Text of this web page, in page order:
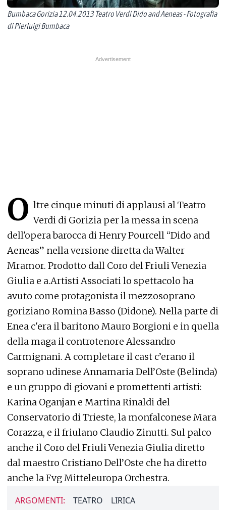
Bumbaca Gorizia 12.04.2013 Teatro Verdi Dido and Aeneas - Fotografia
di Pierluigi Bumbaca
O ltre cinque minuti di applausi al Teatro
Verdi di Gorizia per la messa in scena
dell'opera barocca di Henry Pourcell “Dido and
Aeneas” nella versione diretta da Walter
Mramor. Prodotto dall Coro del Friuli Venezia
Giulia e a.Artisti Associati lo spettacolo ha
avuto come protagonista il mezzosoprano
goriziano Romina Basso (Didone). Nella parte di
Enea c'era il baritono Mauro Borgioni e in quella
della maga il controtenore Alessandro
Carmignani. A completare il cast c’erano il
soprano udinese Annamaria Dell’Oste (Belinda)
e un gruppo di giovani e promettenti artisti:
Karina Oganjan e Martina Rinaldi del
Conservatorio di Trieste, la monfalconese Mara
Corazza, e il friulano Claudio Zinutti. Sul palco
anche il Coro del Friuli Venezia Giulia diretto
dal maestro Cristiano Dell’Oste che ha diretto
anche la Fvg Mitteleuropa Orchestra.
ARGOMENTI: TEATRO LIRICA